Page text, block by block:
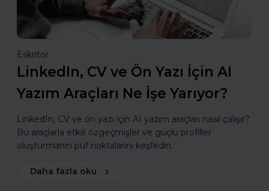
Eskritor
LinkedIn, CV ve Ön Yazı İçin AI
Yazım Araçları Ne İşe Yarıyor?
LinkedIn, CV ve ön yazı için AI yazım araçları nasıl çalışır?
Bu araçlarla etkili özgeçmişler ve güçlü profiller
oluşturmanın püf noktalarını keşfedin.
Daha fazla oku